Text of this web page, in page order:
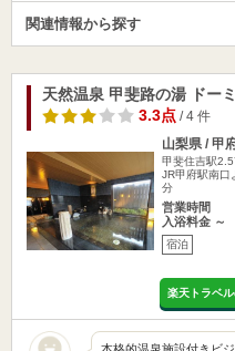
関連情報から探す
天然温泉 甲斐路の湯 ドー
3.3点/ 4 件
山梨県 / 甲
甲斐住吉駅
JR甲府駅南口
分
営業時間
入浴料金 ～
宿泊
楽天トラベ